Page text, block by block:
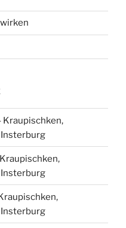
Kraupischken,
Insterburg
Insterburg
Insterburg